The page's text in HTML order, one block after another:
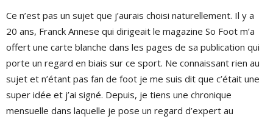
Ce n’est pas un sujet que j’aurais choisi naturellement. Il y a
20 ans, Franck Annese qui dirigeait le magazine So Foot m’a
offert une carte blanche dans les pages de sa publication qui
porte un regard en biais sur ce sport. Ne connaissant rien au
sujet et n’étant pas fan de foot je me suis dit que c’était une
super idée et j’ai signé. Depuis, je tiens une chronique
mensuelle dans laquelle je pose un regard d’expert au